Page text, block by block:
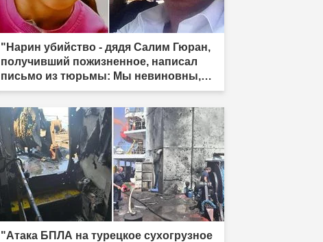
"Нарин убийство - дядя Салим Гюран,
получивший пожизненное, написал
письмо из тюрьмы: Мы невиновны,
мы не убийцы"
"Атака БПЛА на турецкое сухогрузное